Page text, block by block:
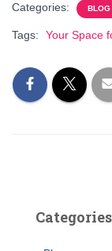
Categories: BLOG
Tags: Your Space
Categories